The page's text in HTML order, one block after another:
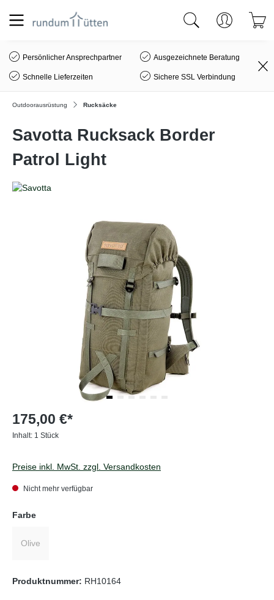
springen
Persönlicher Ansprechpartner Ausgezeichnete Beratung
Schnelle Lieferzeiten Sichere SSL Verbindung
Outdoorausrüstung Rucksäcke
Savotta Rucksack Border
Patrol Light
175,00 €*
Inhalt: 1 Stück
Preise inkl. MwSt. zzgl. Versandkosten
Nicht mehr verfügbar
Farbeauswählen
Olive(Diese Option ist zurzeit nicht verfügbar.)
Produktnummer: RH10164